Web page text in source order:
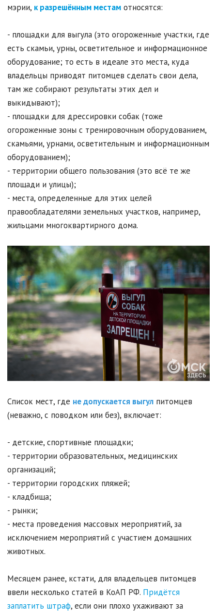
мэрии, к разрешённым местам относятся:
- площадки для выгула (это огороженные участки, где
есть скамьи, урны, осветительное и информационное
оборудование; то есть в идеале это места, куда
владельцы приводят питомцев сделать свои дела,
там же собирают результаты этих дел и
выкидывают);
- площадки для дрессировки собак (тоже
огороженные зоны с тренировочным оборудованием,
скамьями, урнами, осветительным и информационным
оборудованием);
- территории общего пользования (это всё те же
площади и улицы);
- места, определенные для этих целей
правообладателями земельных участков, например,
жильцами многоквартирного дома.
Список мест, где не допускается выгул питомцев
(неважно, с поводком или без), включает:
- детские, спортивные площадки;
- территории образовательных, медицинских
организаций;
- территории городских пляжей;
- кладбища;
- рынки;
- места проведения массовых мероприятий, за
исключением мероприятий с участием домашних
животных.
Месяцем ранее, кстати, для владельцев питомцев
ввели несколько статей в КоАП РФ. Придётся
заплатить штраф, если они плохо ухаживают за